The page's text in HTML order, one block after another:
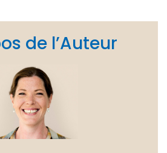
de l’Auteur